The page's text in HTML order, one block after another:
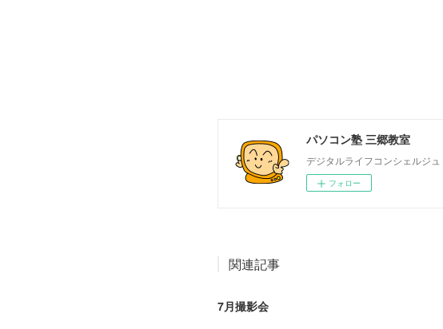
パソコン塾 三郷教室
デジタルライフコンシェルジ
フォロー
関連記事
7月撮影会